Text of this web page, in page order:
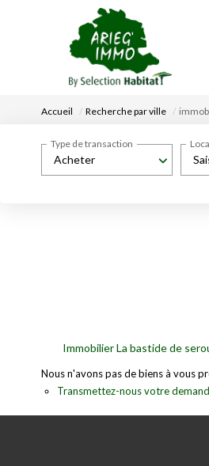
Accueil Recherche par ville
Acheter
Type de transaction
Immobilier La bastide de
Nous n'avons pas de biens à vous
Transmettez-nous votre